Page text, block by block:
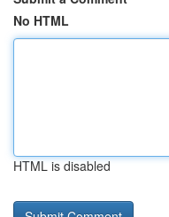
No HTML
HTML is disabled